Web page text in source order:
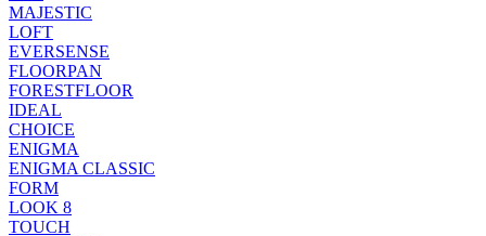
MAJESTIC
LOFT
EVERSENSE
FLOORPAN
FORESTFLOOR
IDEAL
CHOICE
ENIGMA
ENIGMA CLASSIC
FORM
LOOK 8
TOUCH